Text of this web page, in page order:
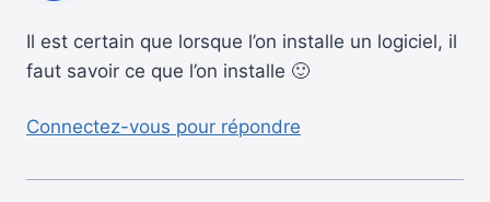
Il est certain que lorsque l’on installe un logiciel, il
faut savoir ce que l’on installe 🙂
Connectez-vous pour répondre